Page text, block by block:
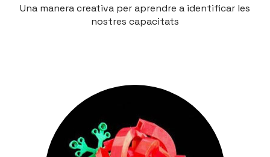
Una manera creativa per aprendre a identificar les
nostres capacitats